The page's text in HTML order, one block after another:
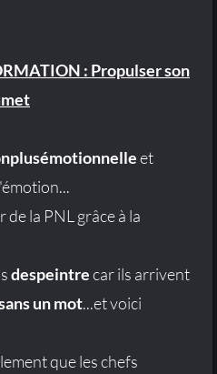
: Propulser son
et
de la PNL grâce à la
despeintrecar ils arrivent
un mot...et voici
que les chefs